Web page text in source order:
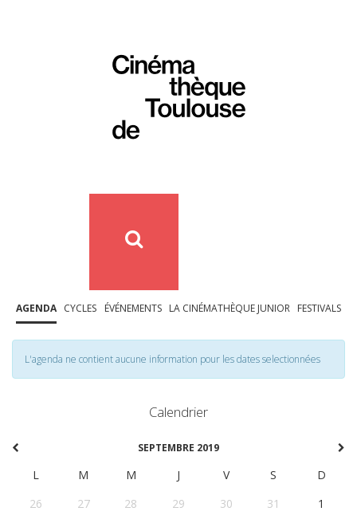
AGENDA CYCLES ÉVÉNEMENTS LA CINÉMATHÈQUE JUNIOR FESTIVALS
L'agenda ne contient aucune information pour les dates selectionnées
Calendrier
SEPTEMBRE 2019
L M M J V S
D
26
27 28 29 30 31
1